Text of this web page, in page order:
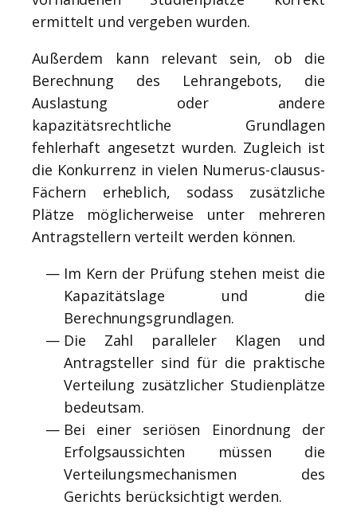
ermittelt und vergeben wurden.
Außerdem kann relevant sein, ob die
Berechnung des Lehrangebots, die
Auslastung oder andere
kapazitätsrechtliche Grundlagen
fehlerhaft angesetzt wurden. Zugleich ist
die Konkurrenz in vielen Numerus-clausus-
Fächern erheblich, sodass zusätzliche
Plätze möglicherweise unter mehreren
Antragstellern verteilt werden können.
Im Kern der Prüfung stehen meist die
Kapazitätslage und die
Berechnungsgrundlagen.
Die Zahl paralleler Klagen und
Antragsteller sind für die praktische
Verteilung zusätzlicher Studienplätze
bedeutsam.
Bei einer seriösen Einordnung der
Erfolgsaussichten müssen die
Verteilungsmechanismen des
Gerichts berücksichtigt werden.